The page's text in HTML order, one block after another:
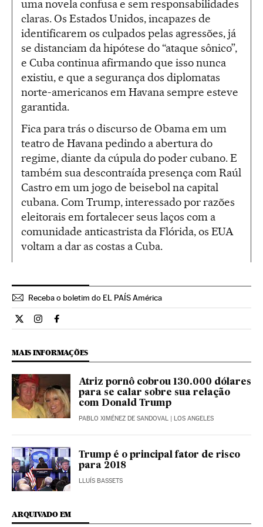
uma novela confusa e sem responsabilidades
claras. Os Estados Unidos, incapazes de
identificarem os culpados pelas agressões, já
se distanciam da hipótese do “ataque sônico”,
e Cuba continua afirmando que isso nunca
existiu, e que a segurança dos diplomatas
norte-americanos em Havana sempre esteve
garantida.
Fica para trás o discurso de Obama em um
teatro de Havana pedindo a abertura do
regime, diante da cúpula do poder cubano. E
também sua descontraída presença com Raúl
Castro em um jogo de beisebol na capital
cubana. Com Trump, interessado por razões
eleitorais em fortalecer seus laços com a
comunidade anticastrista da Flórida, os EUA
voltam a dar as costas a Cuba.
Receba o boletim do EL PAÍS América
Internacional El País Brasil en Twitter
Internacional El País Brasil en Instagram
Internacional El País Brasil en Facebook
MAIS INFORMAÇÕES
Atriz pornô cobrou 130.000 dólares
para se calar sobre sua relação
com Donald Trump
PABLO XIMÉNEZ DE SANDOVAL | LOS ANGELES
Trump é o principal fator de risco
para 2018
LLUÍS BASSETS
ARQUIVADO EM